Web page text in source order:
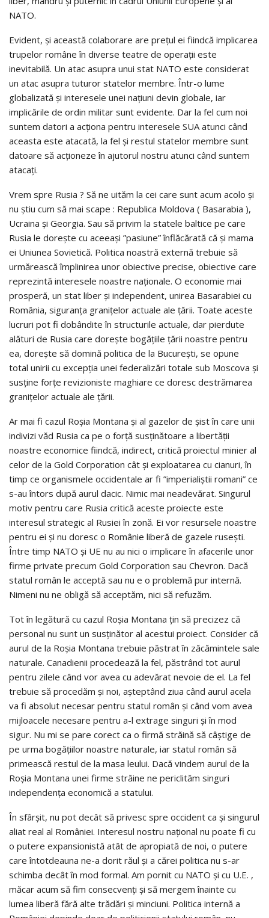
NATO.
Evident, şi această colaborare are preţul ei fiindcă implicarea
trupelor române în diverse teatre de operaţii este
inevitabilă. Un atac asupra unui stat NATO este considerat
un atac asupra tuturor statelor membre. Într-o lume
globalizată şi interesele unei naţiuni devin globale, iar
implicările de ordin militar sunt evidente. Dar la fel cum noi
suntem datori a acţiona pentru interesele SUA atunci când
aceasta este atacată, la fel şi restul statelor membre sunt
datoare să acţioneze în ajutorul nostru atunci când suntem
atacaţi.
Vrem spre Rusia ? Să ne uităm la cei care sunt acum acolo şi
nu ştiu cum să mai scape : Republica Moldova ( Basarabia ),
Ucraina şi Georgia. Sau să privim la statele baltice pe care
Rusia le doreşte cu aceeaşi ”pasiune” înflăcărată că şi mama
ei Uniunea Sovietică. Politica noastră externă trebuie să
urmărească împlinirea unor obiective precise, obiective care
reprezintă interesele noastre naţionale. O economie mai
prosperă, un stat liber şi independent, unirea Basarabiei cu
România, siguranţa graniţelor actuale ale ţării. Toate aceste
lucruri pot fi dobândite în structurile actuale, dar pierdute
alături de Rusia care doreşte bogăţiile ţării noastre pentru
ea, doreşte să domină politica de la Bucureşti, se opune
total unirii cu excepţia unei federalizări totale sub Moscova şi
susţine forţe revizioniste maghiare ce doresc destrămarea
graniţelor actuale ale ţării.
Ar mai fi cazul Roşia Montana şi al gazelor de şist în care unii
indivizi văd Rusia ca pe o forţă susţinătoare a libertăţii
noastre economice fiindcă, indirect, critică proiectul minier al
celor de la Gold Corporation cât şi exploatarea cu cianuri, în
timp ce organismele occidentale ar fi ”imperialiştii romani” ce
s-au întors după aurul dacic. Nimic mai neadevărat. Singurul
motiv pentru care Rusia critică aceste proiecte este
interesul strategic al Rusiei în zonă. Ei vor resursele noastre
pentru ei şi nu doresc o Românie liberă de gazele ruseşti.
Între timp NATO şi UE nu au nici o implicare în afacerile unor
firme private precum Gold Corporation sau Chevron. Dacă
statul român le acceptă sau nu e o problemă pur internă.
Nimeni nu ne obligă să acceptăm, nici să refuzăm.
Tot în legătură cu cazul Roşia Montana ţin să precizez că
personal nu sunt un susţinător al acestui proiect. Consider că
aurul de la Roşia Montana trebuie păstrat în zăcămintele sale
naturale. Canadienii procedează la fel, păstrând tot aurul
pentru zilele când vor avea cu adevărat nevoie de el. La fel
trebuie să procedăm şi noi, aşteptând ziua când aurul acela
va fi absolut necesar pentru statul român şi când vom avea
mijloacele necesare pentru a-l extrage singuri şi în mod
sigur. Nu mi se pare corect ca o firmă străină să câştige de
pe urma bogăţiilor noastre naturale, iar statul român să
primească restul de la masa leului. Dacă vindem aurul de la
Roşia Montana unei firme străine ne periclităm singuri
independenţa economică a statului.
În sfârşit, nu pot decât să privesc spre occident ca şi singurul
aliat real al României. Interesul nostru naţional nu poate fi cu
o putere expansionistă atât de apropiată de noi, o putere
care întotdeauna ne-a dorit răul şi a cărei politica nu s-ar
schimba decât în mod formal. Am pornit cu NATO şi cu U.E. ,
măcar acum să fim consecvenţi şi să mergem înainte cu
lumea liberă fără alte trădări şi minciuni. Politica internă a